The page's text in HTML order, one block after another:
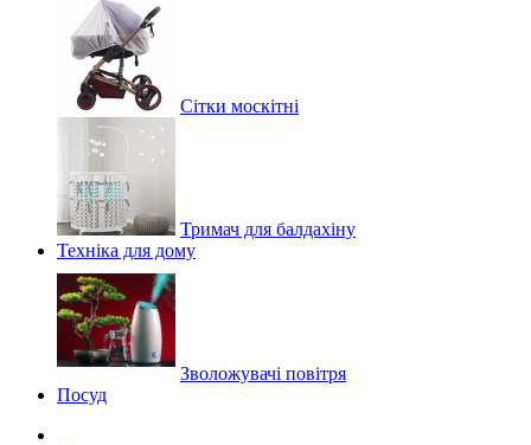
Сітки москітні
Тримач для балдахіну
Техніка для дому
Зволожувачі повітря
Посуд